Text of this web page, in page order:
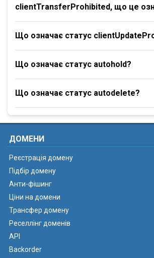
clientTransferProhibited, що це
Що означає статус
Що означає статус autohold?
Що означає статус autodelete?
ДОМЕНИ
Реєстрація домену
Підбір домену
Анти-фішинг
Ціни на домени
Трансфер домену
Реселлінг доменів
API
Backorder